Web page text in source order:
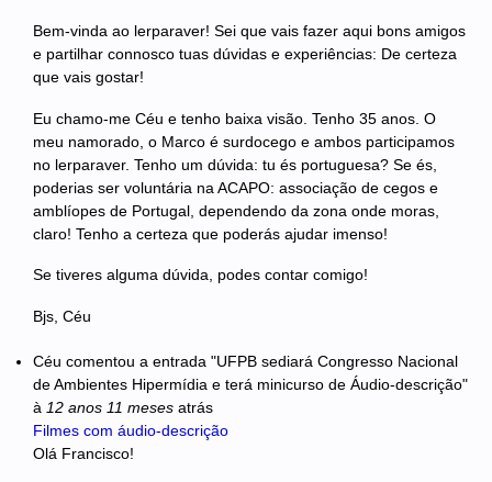
Bem-vinda ao lerparaver! Sei que vais fazer aqui bons amigos
e partilhar connosco tuas dúvidas e experiências: De certeza
que vais gostar!
Eu chamo-me Céu e tenho baixa visão. Tenho 35 anos. O
meu namorado, o Marco é surdocego e ambos participamos
no lerparaver. Tenho um dúvida: tu és portuguesa? Se és,
poderias ser voluntária na ACAPO: associação de cegos e
amblíopes de Portugal, dependendo da zona onde moras,
claro! Tenho a certeza que poderás ajudar imenso!
Se tiveres alguma dúvida, podes contar comigo!
Bjs, Céu
Céu comentou a entrada "UFPB sediará Congresso Nacional
de Ambientes Hipermídia e terá minicurso de Áudio-descrição"
à 12 anos 11 meses atrás
Filmes com áudio-descrição
Olá Francisco!